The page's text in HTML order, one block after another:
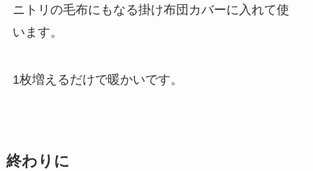
ニトリの毛布にもなる掛け布団カバーに入れて使
います。
1枚増えるだけで暖かいです。
終わりに